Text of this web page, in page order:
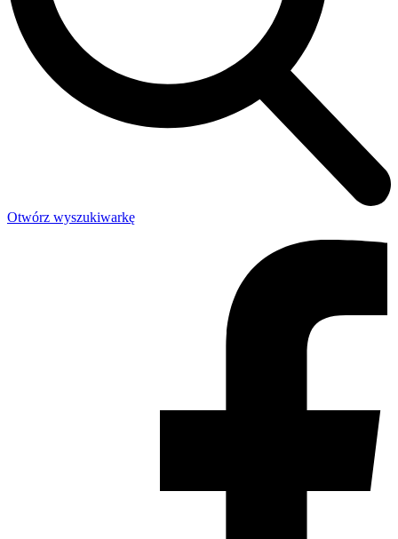
Otwórz wyszukiwarkę